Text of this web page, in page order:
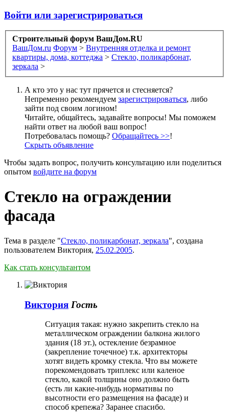
Войти или зарегистрироваться
Строительный форум ВашДом.RU
ВашДом.ru Форум > Внутренняя отделка и ремонт
квартиры, дома, коттеджа > Стекло, поликарбонат,
зеркала >
А кто это у нас тут прячется и стесняется?
Непременно рекомендуем зарегистрироваться, либо
зайти под своим логином!
Читайте, общайтесь, задавайте вопросы! Мы поможем
найти ответ на любой ваш вопрос!
Потребовалась помощь? Обращайтесь >>!
Скрыть объявление
Чтобы задать вопрос, получить консультацию или поделиться
опытом войдите на форум
Стекло на ограждении
фасада
Тема в разделе "Стекло, поликарбонат, зеркала", создана
пользователем Виктория, 25.02.2005.
Как стать консультантом
Виктория Гость
Ситуация такая: нужно закрепить стекло на
металлическом ограждении балкона жилого
здания (18 эт.), остекление безрамное
(закрепление точечное) т.к. архитекторы
хотят видеть кромку стекла. Что вы можете
порекомендовать триплекс или каленое
стекло, какой толщины оно должно быть
(есть ли какие-нибудь нормативы по
высотности его размещения на фасаде) и
способ крепежа? Заранее спасибо.